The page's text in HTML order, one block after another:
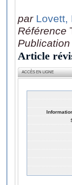
par Lovett,
Référence
Publication
Article
ACCÈS EN LIGNE